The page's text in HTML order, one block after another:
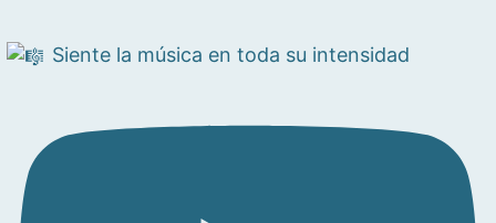
Siente la música en toda su intensidad